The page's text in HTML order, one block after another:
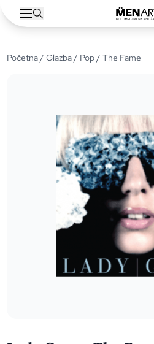
Početna/Glazba/ Pop/ The Fame